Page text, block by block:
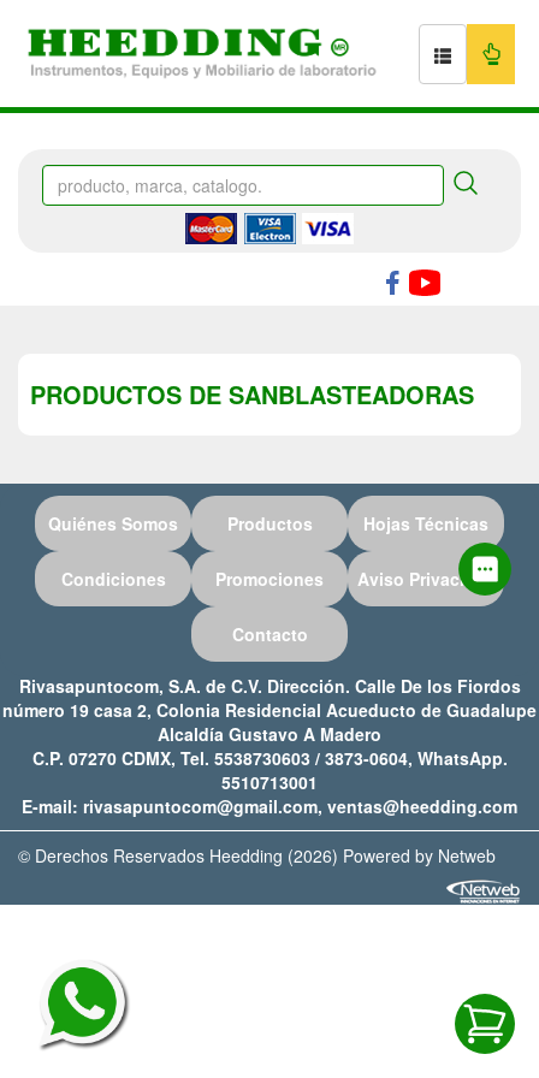
PRODUCTOS DE SANBLASTEADORAS
Quiénes Somos Productos Hojas Técnicas
Condiciones Promociones Aviso Privacidad
Contacto
Rivasapuntocom, S.A. de C.V. Dirección. Calle De los Fiordos
número 19 casa 2, Colonia Residencial Acueducto de Guadalupe
Alcaldía Gustavo A Madero
C.P. 07270 CDMX, Tel. 5538730603 / 3873-0604, WhatsApp.
5510713001
E-mail: rivasapuntocom@gmail.com, ventas@heedding.com
© Derechos Reservados Heedding (2026) Powered by Netweb